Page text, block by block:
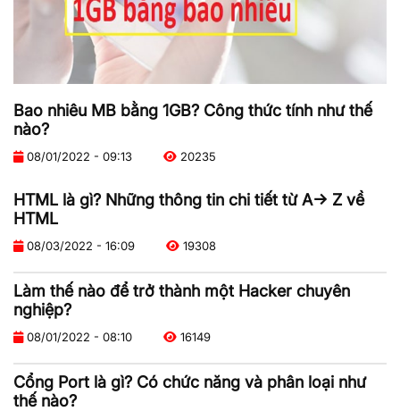
Bao nhiêu MB bằng 1GB? Công thức tính như thế
nào?
08/01/2022 - 09:13 20235
HTML là gì? Những thông tin chi tiết từ A-> Z về
HTML
08/03/2022 - 16:09 19308
Làm thế nào để trở thành một Hacker chuyên
nghiệp?
08/01/2022 - 08:10 16149
Cổng Port là gì? Có chức năng và phân loại như
thế nào?